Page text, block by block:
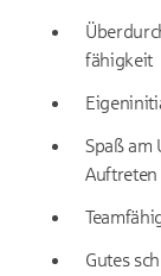
fähigkeit
Spaß am
Auftreten
Gutes